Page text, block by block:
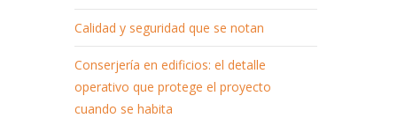
Calidad y seguridad que se notan
Conserjería en edificios: el detalle
operativo que protege el proyecto
cuando se habita